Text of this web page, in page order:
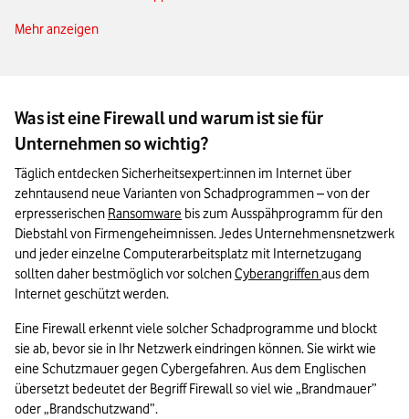
Sonderform Firewall-as-a-Service
Mehr anzeigen
Was ist eine Firewall und warum ist sie für
Unternehmen so wichtig?
Täglich entdecken Sicherheitsexpert:innen im Internet über
zehntausend neue Varianten von Schadprogrammen – von der
erpresserischen Ransomware bis zum Ausspähprogramm für den
Diebstahl von Firmengeheimnissen. Jedes Unternehmensnetzwerk
und jeder einzelne Computerarbeitsplatz mit Internetzugang
sollten daher bestmöglich vor solchen Cyberangriffenaus dem
Internet geschützt werden.
Eine Firewall erkennt viele solcher Schadprogramme und blockt
sie ab, bevor sie in Ihr Netzwerk eindringen können. Sie wirkt wie
eine Schutzmauer gegen Cybergefahren. Aus dem Englischen
übersetzt bedeutet der Begriff Firewall so viel wie „Brandmauer”
oder „Brandschutzwand”.